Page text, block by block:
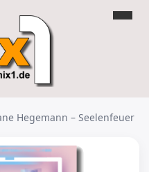
Hegemann – Seelenfeuer